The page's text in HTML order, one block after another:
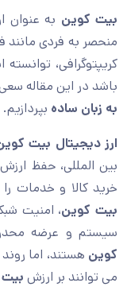
بیت کوین به عنوان
منحصر به فردی
کریپتوگرافی،
باشد در این مقاله
به زبان ساده بپردازیم.
ارز دیجیتال بیت
بین المللی، حفظ
خرید کالا و خدمات
بیت کوین، امنیت
سیستم و عرضه
کوین هستند، اما
می توانند بر ارزش